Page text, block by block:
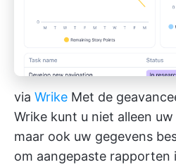
via Wrike Met de
Wrike kunt u niet alleen
maar ook uw gegevens
om aangepaste rapporten